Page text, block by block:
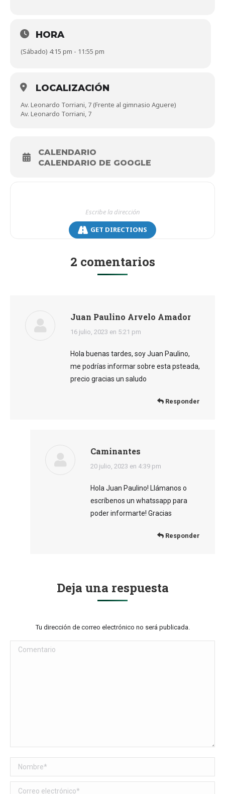
HORA
(Sábado) 4:15 pm - 11:55 pm
LOCALIZACIÓN
Av. Leonardo Torriani, 7 (Frente al gimnasio Aguere)
Av. Leonardo Torriani, 7
CALENDARIO
CALENDARIO DE GOOGLE
GET DIRECTIONS
2 comentarios
Juan Paulino Arvelo Amador
dice:
16 julio, 2023 en 5:21 pm
Hola buenas tardes, soy Juan Paulino,
me podrías informar sobre esta psteada,
precio gracias un saludo
Responder
Caminantes
dice:
20 julio, 2023 en 4:39 pm
Hola Juan Paulino! Llámanos o
escríbenos un whatssapp para
poder informarte! Gracias
Responder
Deja una respuesta
Tu dirección de correo electrónico no será publicada.
Comentario
Nombre *
Correo electrónico *